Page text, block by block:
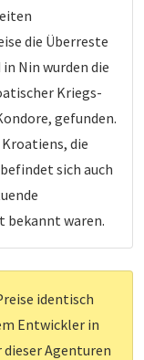
die Überreste
Nin wurden die
Kriegs-
gefunden.
die
sich auch
bekannt waren.
identisch
Entwickler in
Agenturen